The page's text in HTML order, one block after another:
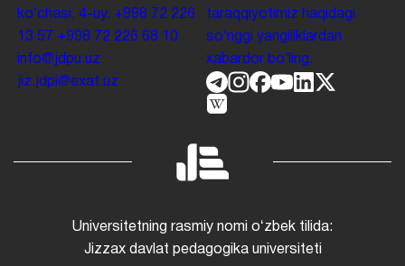
koʻchasi, 4-uy. +998 72 226
13 57 +998 72 226 68 10
info@jdpu.uz
jiz.jdpi@exat.uz
taraqqiyotimiz haqidagi
soʻnggi yangiliklardan
xabardor boʻling.
Universitetning rasmiy nomi oʻzbek tilida:
Jizzax davlat pedagogika universiteti